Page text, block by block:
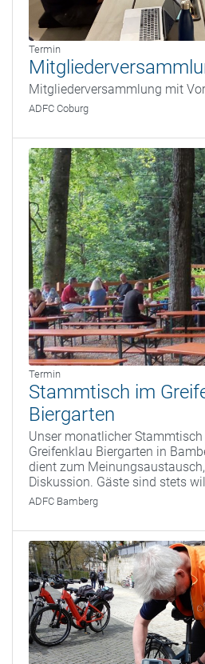
Termin
Mitgliederversammlung mit
ADFC Coburg
Termin
Stammtisch im
Biergarten
Unser monatlicher
Greifenklau Biergarten in
dient zum
Diskussion. Gäste sind stets
ADFC Bamberg